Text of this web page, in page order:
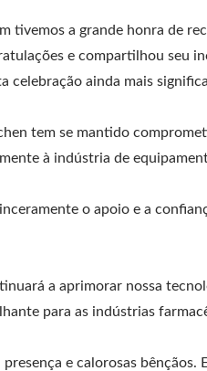
tivemos a grande honra de
e compartilhou seu
celebração ainda mais
tem se mantido
à indústria de
o apoio e a
a aprimorar nossa
para as indústrias
presença e calorosas